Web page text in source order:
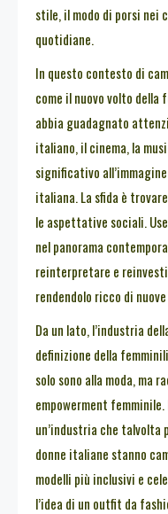
stile, il modo di porsi nei
quotidiane.
In questo contesto di
come il nuovo volto della
abbia guadagnato
italiano, il cinema, la
significativo
italiana. La sfida è
le aspettative sociali.
nel panorama
reinterpretare e
rendendolo ricco di
Da un lato, l’industria
definizione della
solo sono alla moda, ma
empowerment
un’industria che
donne italiane stanno
modelli più inclusivi e
l’idea di un outfit da